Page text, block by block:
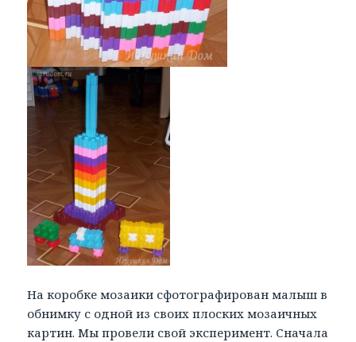
На коробке мозаики сфотографирован малыш в
обнимку с одной из своих плоских мозаичных
картин. Мы провели свой эксперимент. Сначала